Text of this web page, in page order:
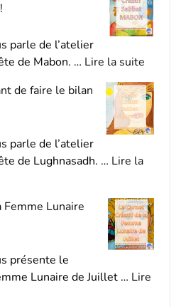
parle de l’atelier
de Mabon. … Lire la suite
de faire le bilan
parle de l’atelier
de Lughnasadh. … Lire la
Lunaire
présente le
Lunaire de Juillet … Lire